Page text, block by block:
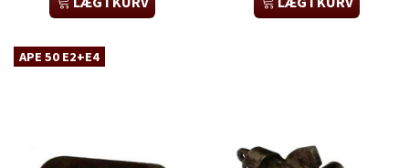
APE 50 E2+E4